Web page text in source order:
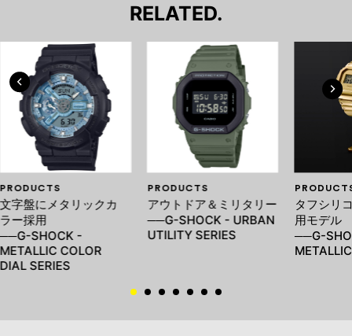
RELATED.
PRODUCTS
文字盤にメタリックカ
ラー採用
──G-SHOCK -
METALLIC COLOR
DIAL SERIES
PRODUCTS
アウトドア＆ミリタリー
──G-SHOCK - URBAN
UTILITY SERIES
タフシリ
用モデル
──G-